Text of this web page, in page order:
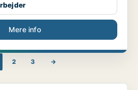
Mere info
2 3 →